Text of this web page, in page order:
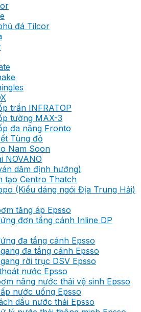
đá Tilcor
trần INFRATOP
tường MAX-3
đa năng Fronto
Tùng đỏ
Nam Soon
NOVANO
dăm định hướng)
tạo Centro Thatch
(Kiểu dáng ngói Địa Trung Hải)
tăng áp Epsso
đơn tầng cánh Inline DP
đa tầng cánh Epsso
đa tầng cánh Epsso
rời trục DSV Epsso
nước Epsso
nâng nước thải vệ sinh Epsso
nước uống Epsso
dầu nước thải Epsso